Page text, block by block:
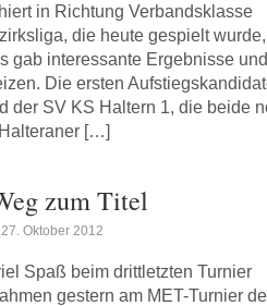
in Richtung Verbandsklasse
die heute gespielt
gab interessante Ergebnisse
Die ersten
der SV KS Haltern 1, die beide
[…]
zum Titel
27. Oktober 2012
Spaß beim drittletzten Turnier
gestern am MET-Turnier